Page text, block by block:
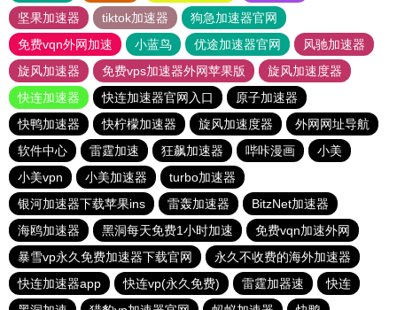
坚果加速器
tiktok加速器
狗急加速器官网
免费vqn外网加速
小蓝鸟 优途加速器官网
风驰加速器
旋风加速器
免费vps加速器外网苹果版
旋风加速度器
快连加速器
快连加速器官网入口
原子加速器
快鸭加速器
快柠檬加速器 旋风加速度器
外网网址导航
软件中心
雷霆加速 狂飙加速器 哔咔漫画
小美
小美vpn
小美加速器
turbo加速器
银河加速器下载苹果ins
雷轰加速器
BitzNet加速器
海鸥加速器
黑洞每天免费1小时加速
免费vqn加速外网
暴雪vp永久免费加速器下载官网
永久不收费的海外加速器
快连加速器app
快连vp(永久免费) 雷霆加器速
快连